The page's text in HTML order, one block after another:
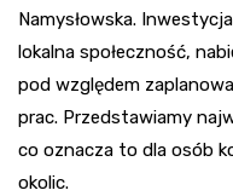
Namysłowska.
lokalna społeczność,
pod względem
prac. Przedstawiamy
co oznacza to dla osób
okolic.